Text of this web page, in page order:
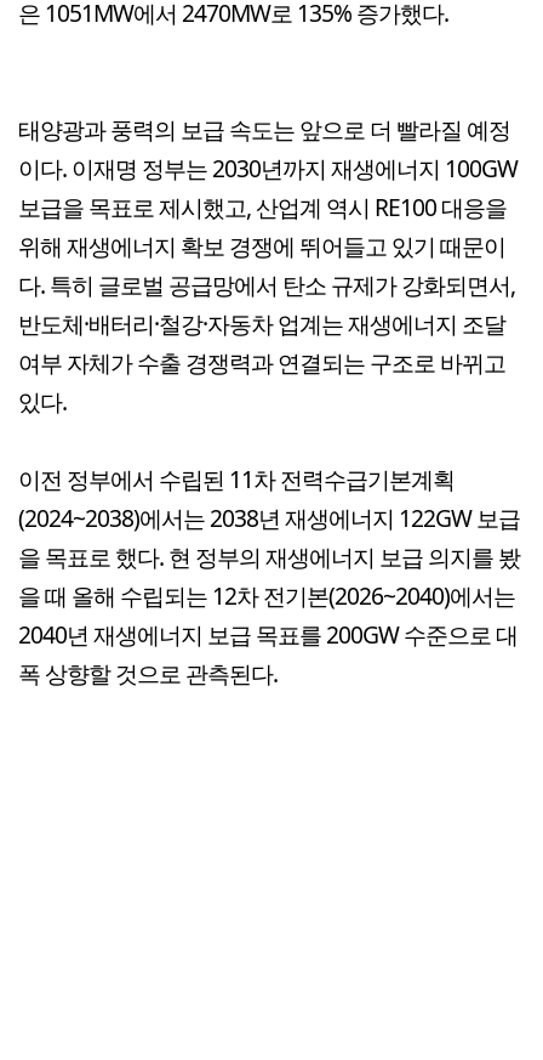
은 1051MW에서 2470MW로 135% 증가했다.
태양광과 풍력의 보급 속도는 앞으로 더 빨라질 예정
이다. 이재명 정부는 2030년까지 재생에너지 100GW
보급을 목표로 제시했고, 산업계 역시 RE100 대응을
위해 재생에너지 확보 경쟁에 뛰어들고 있기 때문이
다. 특히 글로벌 공급망에서 탄소 규제가 강화되면서,
반도체·배터리·철강·자동차 업계는 재생에너지 조달
여부 자체가 수출 경쟁력과 연결되는 구조로 바뀌고
있다.
이전 정부에서 수립된 11차 전력수급기본계획
(2024~2038)에서는 2038년 재생에너지 122GW 보급
을 목표로 했다. 현 정부의 재생에너지 보급 의지를 봤
을 때 올해 수립되는 12차 전기본(2026~2040)에서는
2040년 재생에너지 보급 목표를 200GW 수준으로 대
폭 상향할 것으로 관측된다.